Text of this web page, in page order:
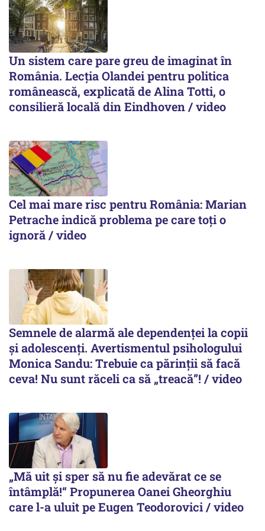
Un sistem care pare greu de imaginat în
România. Lecția Olandei pentru politica
românească, explicată de Alina Totti, o
consilieră locală din Eindhoven / video
Cel mai mare risc pentru România: Marian
Petrache indică problema pe care toți o
ignoră / video
Semnele de alarmă ale dependenței la copii
și adolescenți. Avertismentul psihologului
Monica Sandu: Trebuie ca părinții să facă
ceva! Nu sunt răceli ca să „treacă”! / video
„Mă uit și sper să nu fie adevărat ce se
întâmplă!“ Propunerea Oanei Gheorghiu
care l-a uluit pe Eugen Teodorovici / video